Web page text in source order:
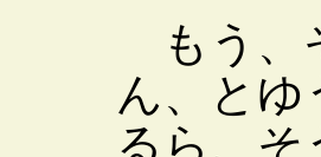
もう、
ん、と
るら、